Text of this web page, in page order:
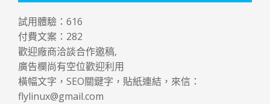
試用體驗： 616
付費文案： 282
歡迎廠商洽談合作邀稿,
廣告欄尚有空位歡迎利用
橫幅文字，SEO關鍵字，貼紙連結，來信：
flylinux@gmail.com